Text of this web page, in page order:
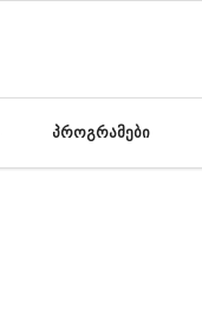
პროგრამები